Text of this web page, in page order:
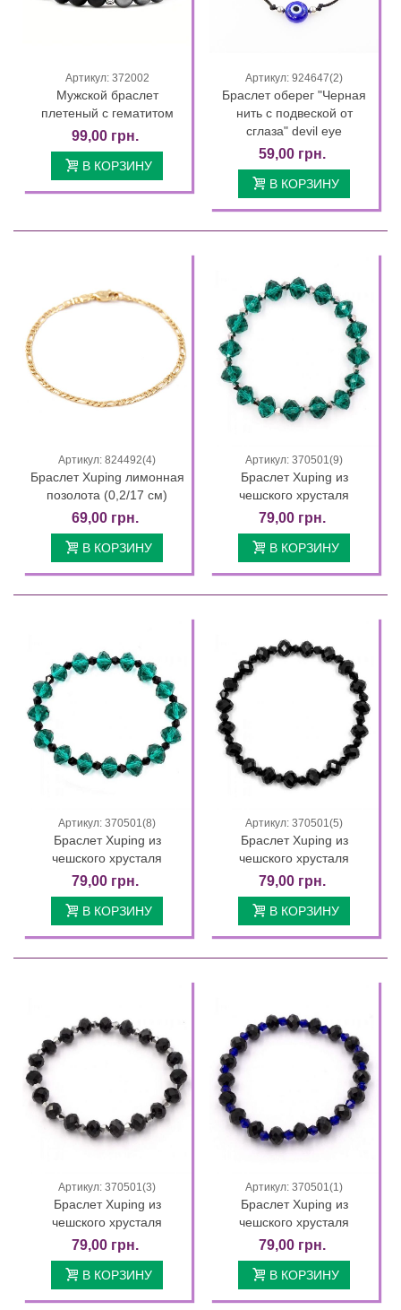
Артикул: 372002
Мужской браслет
плетеный с гематитом
99,00 грн.
В КОРЗИНУ
Артикул: 924647(2)
Браслет оберег "Черная
нить с подвеской от
сглаза" devil eye
59,00 грн.
В КОРЗИНУ
Артикул: 824492(4)
Браслет Xuping лимонная
позолота (0,2/17 см)
69,00 грн.
В КОРЗИНУ
Артикул: 370501(9)
Браслет Xuping из
чешского хрусталя
79,00 грн.
В КОРЗИНУ
Артикул: 370501(8)
Браслет Xuping из
чешского хрусталя
79,00 грн.
В КОРЗИНУ
Артикул: 370501(5)
Браслет Xuping из
чешского хрусталя
79,00 грн.
В КОРЗИНУ
Артикул: 370501(3)
Браслет Xuping из
чешского хрусталя
79,00 грн.
В КОРЗИНУ
Артикул: 370501(1)
Браслет Xuping из
чешского хрусталя
79,00 грн.
В КОРЗИНУ